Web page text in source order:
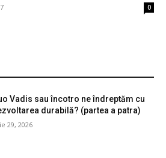
0
Vadis sau încotro ne îndreptăm cu
durabilă? (partea a patra)
29, 2026